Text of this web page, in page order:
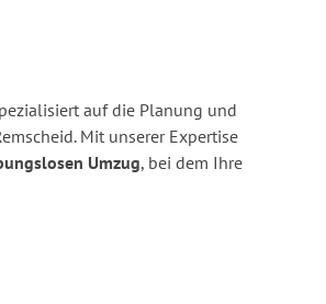
auf die Planung und
Mit unserer Expertise
Umzug, bei dem Ihre